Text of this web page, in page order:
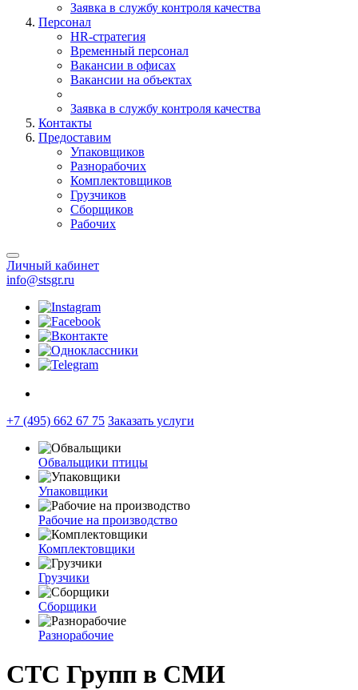
Заявка в службу контроля качества
Персонал
HR-стратегия
Временный персонал
Вакансии в офисах
Вакансии на объектах
Заявка в службу контроля качества
Контакты
Предоставим
Упаковщиков
Разнорабочих
Комплектовщиков
Грузчиков
Сборщиков
Рабочих
Личный кабинет
info@stsgr.ru
+7 (495) 662 67 75 Заказать услуги
Обвальщики птицы
Упаковщики
Рабочие на производство
Комплектовщики
Грузчики
Сборщики
Разнорабочие
СТС Групп в СМИ